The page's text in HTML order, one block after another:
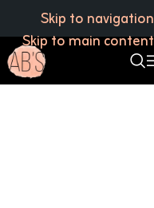
Skip to navigation
Skip to main content